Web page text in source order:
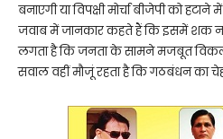
बनाएगी या विपक्षी मोर्चा बीजेपी को
जवाब में जानकार कहते हैं कि इसमें शक
लगता है कि जनता के सामने मजबूत
सवाल वहीं मौजूं रहता है कि गठबंधन का